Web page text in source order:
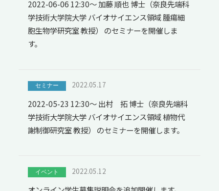
2022-06-06 12:30～ 加藤 順也 博士（奈良先端科
学技術大学院大学 バイオサイエンス領域 腫瘍細
胞生物学研究室 教授） のセミナーを開催しま
す。
セミナー 2022.05.17
2022-05-23 12:30～ 出村 拓 博士（奈良先端科
学技術大学院大学 バイオサイエンス領域 植物代
謝制御研究室 教授） のセミナーを開催します。
イベント 2022.05.12